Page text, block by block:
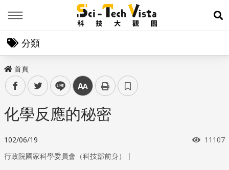
展
分類
首頁
facebooktwitter line 中
化學反應的秘密
102/06/19 瀏覽次
11107
行政院國家科學委員會（科技部前身） ｜